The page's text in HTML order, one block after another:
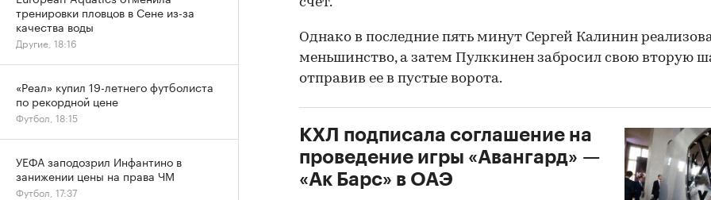
Однако в последние пять минут Сергей Калинин
меньшинство, а затем Пулккинен забросил свою вторую
отправив ее в пустые ворота.
КХЛ подписала соглашение на
проведение игры «Авангард» —
«Ак Барс» в ОАЭ
тренировки пловцов в Сене из-за
качества воды
Другие, 18:16
«Реал» купил 19-летнего футболиста
по рекордной цене
Футбол, 18:15
УЕФА заподозрил Инфантино в
занижении цены на права ЧМ
Футбол, 17:37